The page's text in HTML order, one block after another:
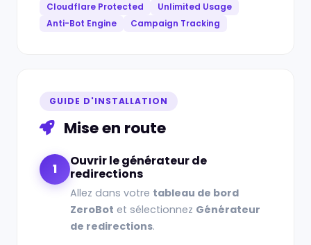
Cloudflare Protected
Unlimited Usage
Anti-Bot Engine
Campaign Tracking
GUIDE D'INSTALLATION
Mise en route
1
Ouvrir le générateur de
redirections
Allez dans votre tableau de bord
ZeroBot et sélectionnez Générateur
de redirections.